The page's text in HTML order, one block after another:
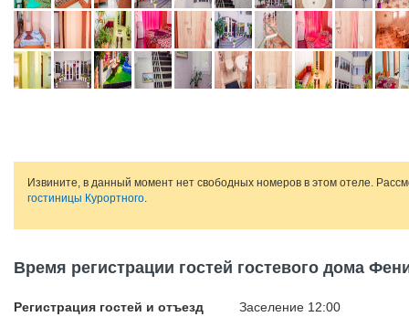
Извините, в данный момент нет свободных номеров в этом отеле.
гостиницы Курортного.
Время регистрации гостей гостевого дома
Регистрация гостей и отъезд Заселение 12:00